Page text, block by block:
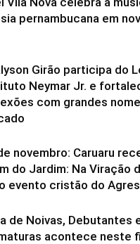
pernambucana em
Girão participa do
Neymar Jr. e
com grandes
novembro: Caruaru
do Jardim: Na Viração
evento cristão do
de Noivas, Debutantes
acontece neste